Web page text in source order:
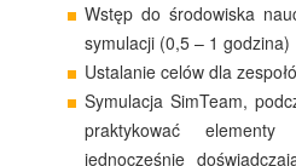
Wstęp do środowiska
symulacji (0,5 – 1 godzina)
Ustalanie celów dla
Symulacja SimTeam,
praktykować
jednocześnie